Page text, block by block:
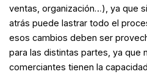
ventas, organización…), ya que
atrás puede lastrar todo el
esos cambios deben ser
para las distintas partes, ya que
comerciantes tienen la